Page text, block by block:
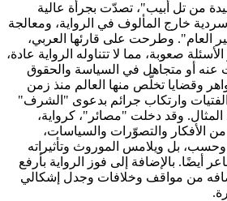
من تل أبيب"، تصدّت بجرأة عالية
خارج المألوف في الرواية، ومعالجة
العام". وطرحت على قارئها العربي،
صعوبة، مما لا تتناوله الرواية عادة،
أو متجاهل في السياسة والحقوق
وقضايا تخلّص منها العالم منذ زمن
وارتكاب جرائم بدعوى "الشرف"
وقد دخلت "مصائر"، كرواية،
الأفكار والتصوّرات والسياسات،
بل ويلامس الموروث وتأثيراته
أيضًا. بالإضافة إلى فوز الرواية بأرفع
من مواقف وخلافات وجدل إشكالي